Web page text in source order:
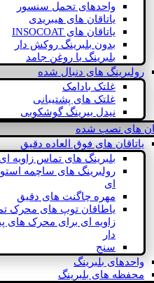
واحدهای تحمل سنسور
یاتاقان های هیبریدی
یاتاقان های INSOCOAT
بدون بلبرینگ روکش دار
بلبرینگ با روغن جامد
رولبرینگ های دنبال شده
غلتک بادامک
غلتک های پشتیبانی
نیدل بیرینگ گوشکوبی
های نصب شده
یاتاقان های فوق العاده دقیق
بلبرینگ های تماس زاویه ای
رولبرینگ های ساچمه
ای
مهره چاگنت های دقیق
یاطاقان توپ های محرک
زاویه ای برای محرک های
دار
سنج
واحدهای بلبرینگ
محفظه های بلبرینگ